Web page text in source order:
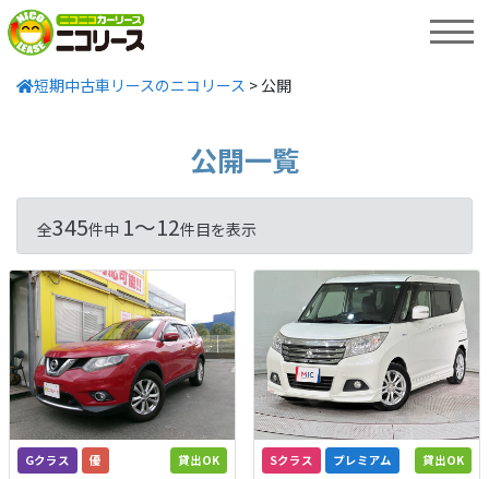
短期中古車リースのニコリース > 公開
公開一覧
全345件中 1〜12件目を表示
Gクラス 優 貸出OK Sクラス プレミアム 貸出OK